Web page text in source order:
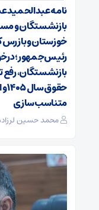
نامه عبدالحمید
بازنشستگان و
خوزستان و بازرس
رئیس‌جمهور؛
بازنشستگان، رفع
متناسب‌سازی
محمد حسین